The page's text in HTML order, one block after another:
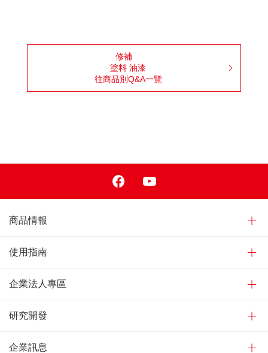
修補
塗料 油漆
往商品別Q&A一覽
商品情報
使用指南
企業法人專區
研究開發
企業訊息